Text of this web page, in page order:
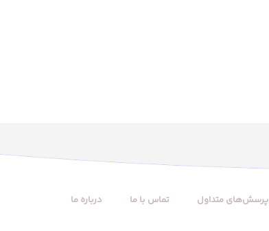
پرسش‌های متداول تماس با ما درباره ما